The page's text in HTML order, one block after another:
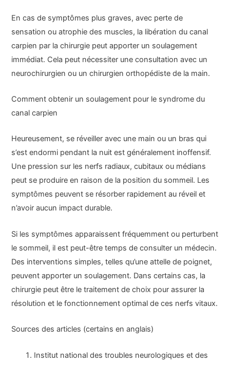
En cas de symptômes plus graves, avec perte de
sensation ou atrophie des muscles, la libération du canal
carpien par la chirurgie peut apporter un soulagement
immédiat. Cela peut nécessiter une consultation avec un
neurochirurgien ou un chirurgien orthopédiste de la main.
Comment obtenir un soulagement pour le syndrome du
canal carpien
Heureusement, se réveiller avec une main ou un bras qui
s’est endormi pendant la nuit est généralement inoffensif.
Une pression sur les nerfs radiaux, cubitaux ou médians
peut se produire en raison de la position du sommeil. Les
symptômes peuvent se résorber rapidement au réveil et
n’avoir aucun impact durable.
Si les symptômes apparaissent fréquemment ou perturbent
le sommeil, il est peut-être temps de consulter un médecin.
Des interventions simples, telles qu’une attelle de poignet,
peuvent apporter un soulagement. Dans certains cas, la
chirurgie peut être le traitement de choix pour assurer la
résolution et le fonctionnement optimal de ces nerfs vitaux.
Sources des articles (certains en anglais)
Institut national des troubles neurologiques et des